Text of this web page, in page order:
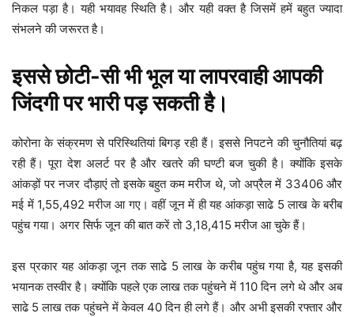
निकल पड़ा है। यही भयावह स्थिति है। और यही वक्त है जिसमें हमें बहुत ज्यादा
संभलने की जरूरत है।
इससे छोटी-सी भी भूल या लापरवाही आपकी
जिंदगी पर भारी पड़ सकती है।
कोरोना के संक्रमण से परिस्थितियां बिगड़ रही हैं। इससे निपटने की चुनौतियां बढ़
रही हैं। पूरा देश अलर्ट पर है और खतरे की घण्टी बज चुकी है। क्योंकि इसके
आंकड़ों पर नजर दौड़ाएं तो इसके बहुत कम मरीज थे, जो अप्रैल में 33406 और
मई में 1,55,492 मरीज आ गए। वहीं जून में ही यह आंकड़ा साढे 5 लाख के बरीब
पहुंच गया। अगर सिर्फ जून की बात करें तो 3,18,415 मरीज आ चुके हैं।
इस प्रकार यह आंकड़ा जून तक साढे 5 लाख के करीब पहुंच गया है, यह इसकी
भयानक तस्वीर है। क्योंकि पहले एक लाख तक पहुंचने में 110 दिन लगे थे और अब
साढे 5 लाख तक पहुंचने में केवल 40 दिन ही लगे हैं। और अभी इसकी रफ्तार और